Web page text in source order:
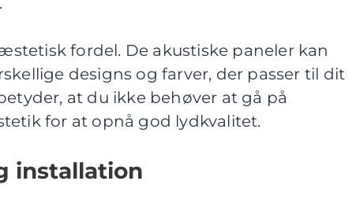
fordel. De akustiske paneler kan
designs og farver, der passer til dit
at du ikke behøver at gå på
for at opnå god lydkvalitet.
installation